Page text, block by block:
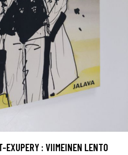
EXUPERY : VIIMEINEN LENTO